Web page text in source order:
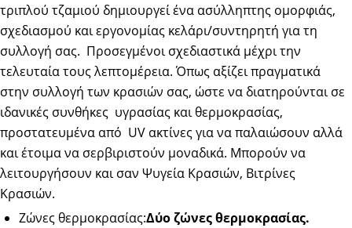
τριπλού τζαμιού δημιουργεί ένα ασύλληπτης ομορφιάς,
σχεδιασμού και εργονομίας κελάρι/συντηρητή για τη
συλλογή σας. Προσεγμένοι σχεδιαστικά μέχρι την
τελευταία τους λεπτομέρεια. Όπως αξίζει πραγματικά
στην συλλογή των κρασιών σας, ώστε να διατηρούνται σε
ιδανικές συνθήκες υγρασίας και θερμοκρασίας,
προστατευμένα από UV ακτίνες για να παλαιώσουν αλλά
και έτοιμα να σερβιριστούν μοναδικά. Μπορούν να
λειτουργήσουν και σαν Ψυγεία Κρασιών, Βιτρίνες
Κρασιών.
Ζώνες θερμοκρασίας:Δύο ζώνες θερμοκρασίας.